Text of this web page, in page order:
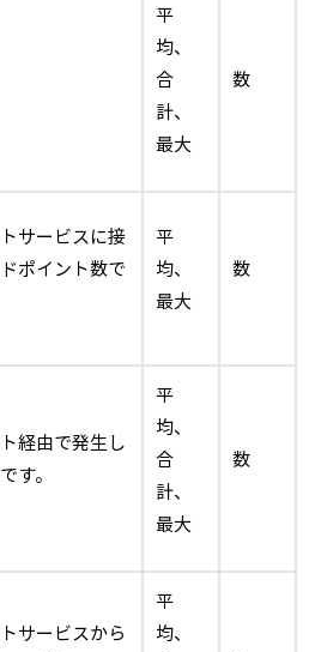
平
均、
合
計、
最大
数
サービスに接
ポイント数で
平
均、
最大
数
経由で発生し
す。
平
均、
合
計、
最大
数
サービスから
平
均、